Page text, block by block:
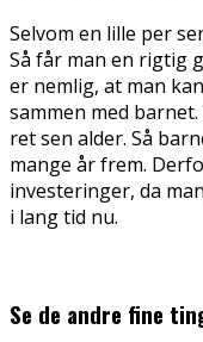
Selvom en lille per
Så får man en rigtig
er nemlig, at man
sammen med
ret sen alder. Så
mange år frem.
investeringer, da
i lang tid nu.
Se de andre fine